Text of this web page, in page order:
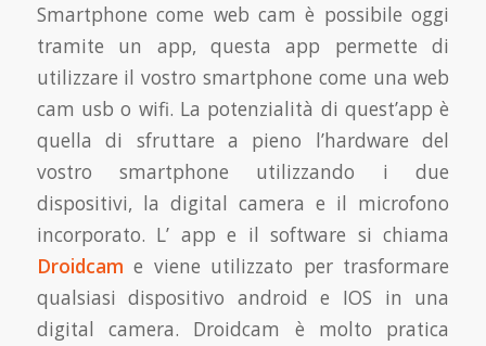
Smartphone come web cam è possibile oggi
tramite un app, questa app permette di
utilizzare il vostro smartphone come una web
cam usb o wifi. La potenzialità di quest’app è
quella di sfruttare a pieno l’hardware del
vostro smartphone utilizzando i due
dispositivi, la digital camera e il microfono
incorporato. L’ app e il software si chiama
Droidcam e viene utilizzato per trasformare
qualsiasi dispositivo android e IOS in una
digital camera. Droidcam è molto pratica